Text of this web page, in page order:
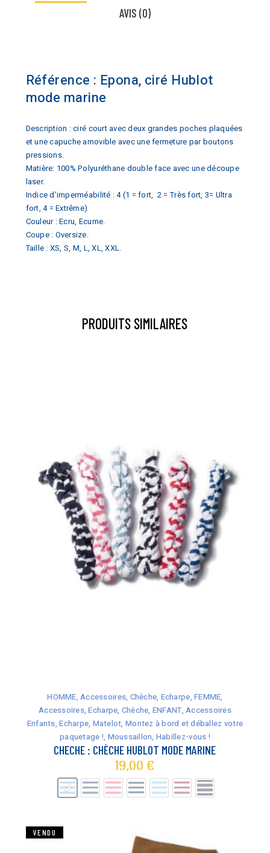
AVIS (0)
Référence : Epona, ciré Hublot
mode marine
Description : ciré court avec deux grandes poches plaquées
et une capuche amovible avec une fermeture par boutons
pressions.
Matière: 100% Polyuréthane double face avec une découpe
laser.
Indice d’imperméabilité : 4 (1 = fort, 2 = Très fort, 3= Ultra
fort, 4 = Extrême)
Couleur : Ecru, Ecume.
Coupe : Oversize.
Taille : XS, S, M, L, XL, XXL.
PRODUITS SIMILAIRES
plusieurs
variations.
page
HOMME,Accessoires, Chèche, Echarpe,FEMME,
Accessoires,Echarpe, Chèche, ENFANT,Accessoires
Enfants,Echarpe, Matelot, Montez à bord et déballez votre
paquetage !, Moussaillon, Habillez-vous !
CHECHE : CHÈCHE HUBLOT MODE MARINE
19,00€
VENDU